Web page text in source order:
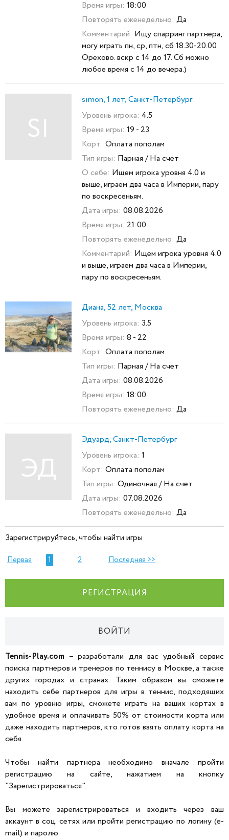
Время игры: 18:00
Повторять еженедельно: Да
Комментарий: Ищу спарринг партнера,
могу играть пн, ср, птн, сб 18.30-20.00
Орехово. вскр с 14 до 17. Сб можно
любое время с 14 до вечера.)
SI
simon, 1 лет, Санкт-Петербург
Уровень игрока: 4.5
Время игры: 19 - 23
Корт: Оплата пополам
Тип игры: Парная / На счет
О себе: Ищем игрока уровня 4.0 и
выше, играем два часа в Империи, пару
по воскресеньям.
Дата игры: 08.08.2026
Время игры: 21:00
Повторять еженедельно: Да
Комментарий: Ищем игрока уровня 4.0
и выше, играем два часа в Империи,
пару по воскресеньям.
Диана, 52 лет, Москва
Уровень игрока: 3.5
Время игры: 8 - 22
Корт: Оплата пополам
Тип игры: Парная / На счет
Дата игры: 08.08.2026
Время игры: 18:00
Повторять еженедельно: Да
ЭД
Эдуард, Санкт-Петербург
Уровень игрока: 1
Корт: Оплата пополам
Тип игры: Одиночная / На счет
Дата игры: 07.08.2026
Повторять еженедельно: Да
Зарегистрируйтесь, чтобы найти игры
Первая 1 2 Последняя >>
РЕГИСТРАЦИЯ
ВОЙТИ
Tennis-Play.com – разработали для вас удобный сервис
поиска партнеров и тренеров по теннису в Москве, а также
других городах и странах. Таким образом вы сможете
находить себе партнеров для игры в теннис, подходящих
вам по уровню игры, сможете играть на ваших кортах в
удобное время и оплачивать 50% от стоимости корта или
даже находить партнеров, кто готов взять оплату корта на
себя.
Чтобы найти партнера необходимо вначале пройти
регистрацию на сайте, нажатием на кнопку
"Зарегистрироваться".
Вы можете зарегистрироваться и входить через ваш
аккаунт в соц. сетях или пройти регистрацию по логину (e-
mail) и паролю.